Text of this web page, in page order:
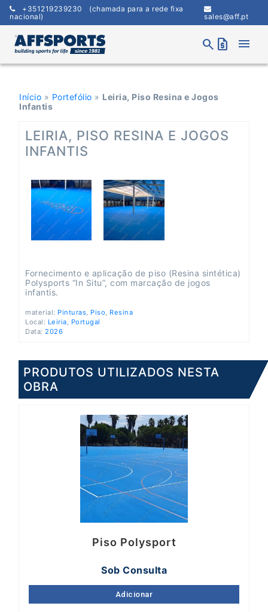
Skip
content
+351219239230 (chamada para a rede fixa
nacional)
sales@aff.pt
search request_quote menu
Início » Portefólio » Leiria, Piso Resina e Jogos
Infantis
LEIRIA, PISO RESINA E JOGOS
INFANTIS
Fornecimento e aplicação de piso (Resina sintética)
Polysports “In Situ”, com marcação de jogos
infantis.
material: Pinturas, Piso, Resina
Local: Leiria, Portugal
Data: 2026
PRODUTOS UTILIZADOS NESTA
OBRA
Piso Polysport
Sob Consulta
Adicionar